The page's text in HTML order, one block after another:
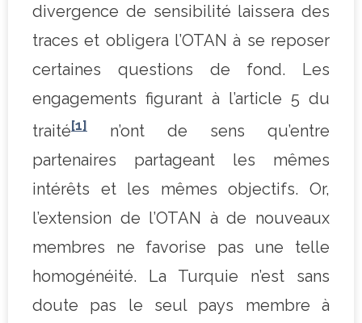
divergence de sensibilité laissera des
traces et obligera l’OTAN à se reposer
certaines questions de fond. Les
engagements figurant à l’article 5 du
traité[1]
n’ont de sens qu’entre
partenaires partageant les mêmes
intérêts et les mêmes objectifs. Or,
l’extension de l’OTAN à de nouveaux
membres ne favorise pas une telle
homogénéité. La Turquie n’est sans
doute pas le seul pays membre à